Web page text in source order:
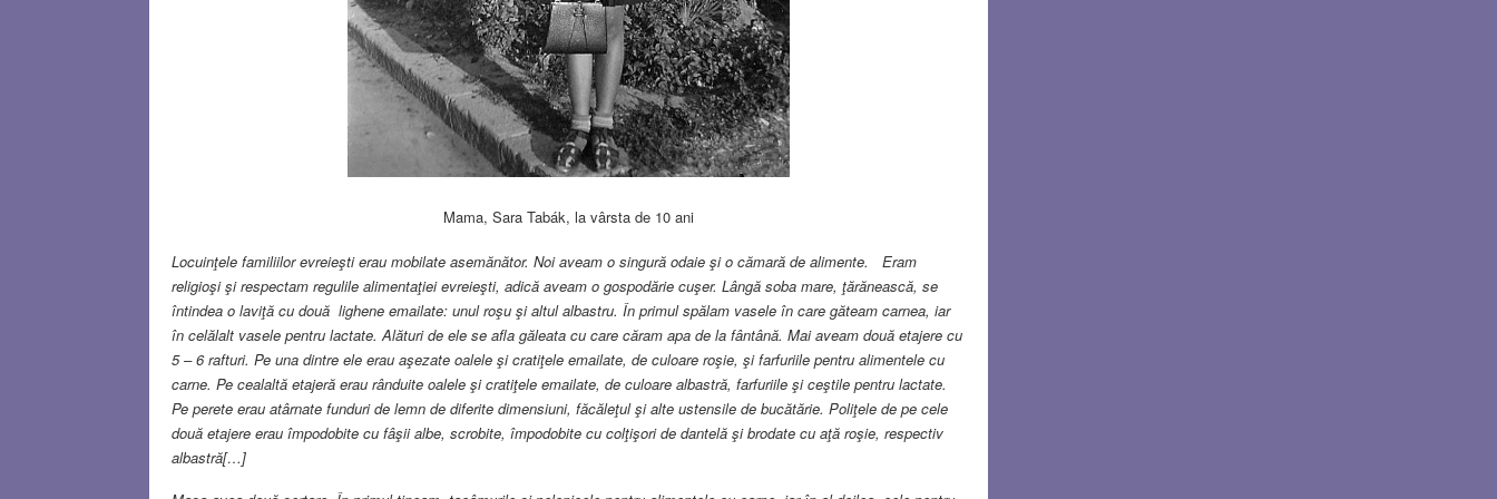
Mama, Sara Tabák, la vârsta de 10 ani
Locuinţele familiilor evreieşti erau mobilate asemănător. Noi aveam o singură odaie şi o cămară de alimente. Eram
religioşi şi respectam regulile alimentaţiei evreieşti, adică aveam o gospodărie cuşer. Lângă soba mare, ţărănească, se
întindea o laviţă cu două lighene emailate: unul roşu şi altul albastru. În primul spălam vasele în care găteam carnea, iar
în celălalt vasele pentru lactate. Alături de ele se afla găleata cu care căram apa de la fântână. Mai aveam două etajere cu
5 – 6 rafturi. Pe una dintre ele erau aşezate oalele şi cratiţele emailate, de culoare roşie, şi farfuriile pentru alimentele cu
carne. Pe cealaltă etajeră erau rânduite oalele şi cratiţele emailate, de culoare albastră, farfuriile şi ceştile pentru lactate.
Pe perete erau atârnate funduri de lemn de diferite dimensiuni, făcăleţul şi alte ustensile de bucătărie. Poliţele de pe cele
două etajere erau împodobite cu fâşii albe, scrobite, împodobite cu colţişori de dantelă şi brodate cu aţă roşie, respectiv
albastră[…]